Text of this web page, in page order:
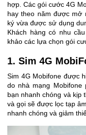
hợp. Các gói cước 4G
hay theo năm được mở
ký vừa được sử dụng
Khách hàng có nhu
khảo các lựa chọn gói
1. Sim 4G
Sim 4G Mobifone được
do nhà mạng
bạn nhanh chóng và kịp
và gọi sẽ được lọc tạp
nhanh chóng và giảm